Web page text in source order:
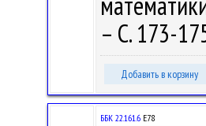
– С. 173-
Добавить в корзину
ББК 22.161.6 Е78